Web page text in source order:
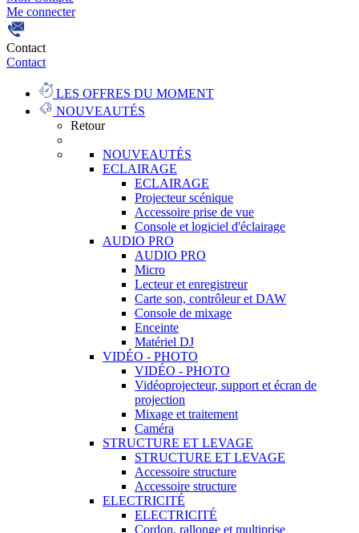
Me connecter
Contact
Contact
LES OFFRES DU MOMENT
NOUVEAUTÉS
Retour
NOUVEAUTÉS
ECLAIRAGE
ECLAIRAGE
Projecteur scénique
Accessoire prise de vue
Console et logiciel d'éclairage
AUDIO PRO
AUDIO PRO
Micro
Lecteur et enregistreur
Carte son, contrôleur et DAW
Console de mixage
Enceinte
Matériel DJ
VIDÉO - PHOTO
VIDÉO - PHOTO
Vidéoprojecteur, support et écran de
projection
Mixage et traitement
Caméra
STRUCTURE ET LEVAGE
STRUCTURE ET LEVAGE
Accessoire structure
Accessoire structure
ELECTRICITÉ
ELECTRICITÉ
Cordon, rallonge et multiprise